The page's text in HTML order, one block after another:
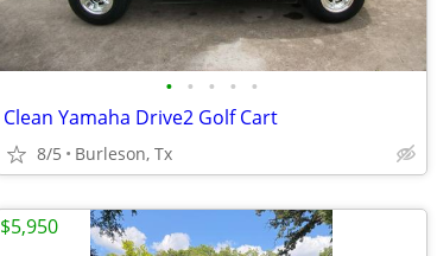
• • • • •
Clean Yamaha Drive2 Golf Cart
8/5 Burleson, Tx
$5,950